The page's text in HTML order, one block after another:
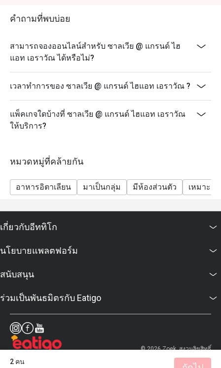
คำถามที่พบบ่อย
สามารถจองออนไลน์สำหรับ ซาลเวีย @ แกรนด์ ไฮ
แอท เอราวัณ ได้หรือไม่?
เวลาทำการของ ซาลเวีย @ แกรนด์ ไฮแอท เอราวัณ ?
แพ็คเกจใดบ้างที่ ซาลเวีย @ แกรนด์ ไฮแอท เอราวัณ
ให้บริการ?
หมวดหมู่ที่คล้ายกัน
อาหารอิตาเลียน มาเป็นกลุ่ม มีห้องส่วนตัว เหมาะส
2 คน
เกี่ยวกับอีททิโก
นโยบายแพลตฟอร์ม
สนับสนุน
ร่วมเป็นพันธมิตรกับ Eatigo
© 2026 Zoek. สงวนลิขสิทธิ์